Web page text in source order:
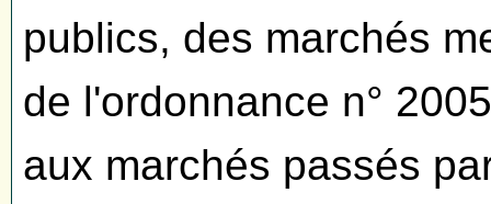
publics, des marchés
de l'ordonnance n°
aux marchés passés